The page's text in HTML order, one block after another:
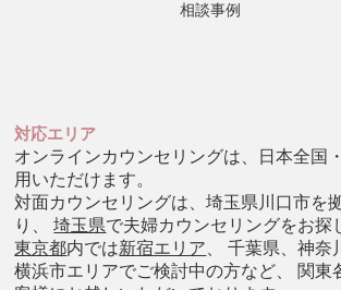
相談事例
対応エリア
オンラインカウンセリングは、日本全国
用いただけます。
対面カウンセリングは、埼玉県川口市を
り、埼玉県で夫婦カウンセリングをお探
東京都内では新宿エリア、 千葉県、神奈
横浜市エリアでご検討中の方など、 関東